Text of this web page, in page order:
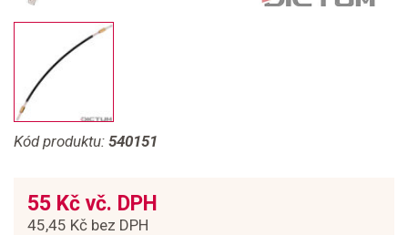
Kód produktu: 540151
55 Kč vč. DPH
45,45 Kč bez DPH